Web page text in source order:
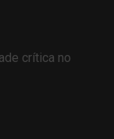
crítica no